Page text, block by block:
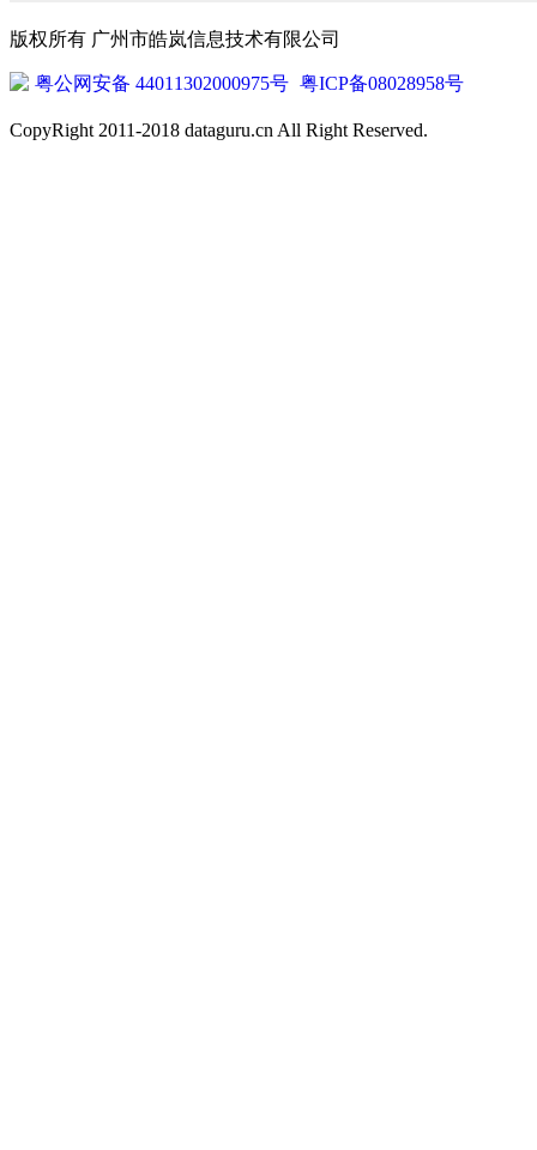
版权所有 广州市皓岚信息技术有限公司
粤公网安备 44011302000975号 粤ICP备08028958号
CopyRight 2011-2018 dataguru.cn All Right Reserved.